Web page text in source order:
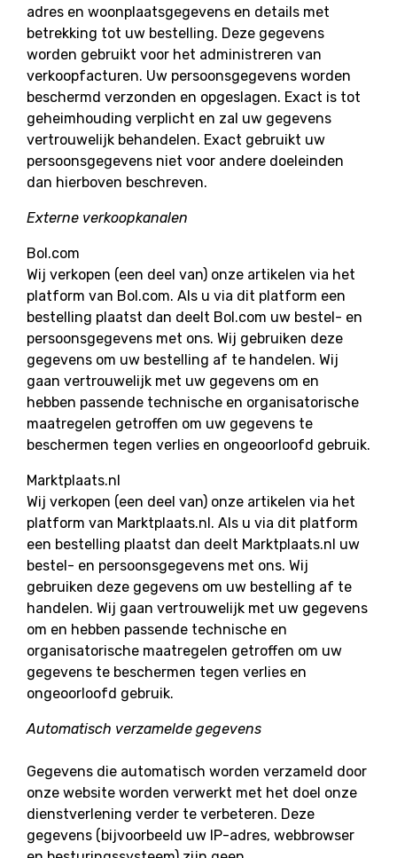
adres en woonplaatsgegevens en details met
betrekking tot uw bestelling. Deze gegevens
worden gebruikt voor het administreren van
verkoopfacturen. Uw persoonsgegevens worden
beschermd verzonden en opgeslagen. Exact is tot
geheimhouding verplicht en zal uw gegevens
vertrouwelijk behandelen. Exact gebruikt uw
persoonsgegevens niet voor andere doeleinden
dan hierboven beschreven.
Externe verkoopkanalen
Bol.com
Wij verkopen (een deel van) onze artikelen via het
platform van Bol.com. Als u via dit platform een
bestelling plaatst dan deelt Bol.com uw bestel- en
persoonsgegevens met ons. Wij gebruiken deze
gegevens om uw bestelling af te handelen. Wij
gaan vertrouwelijk met uw gegevens om en
hebben passende technische en organisatorische
maatregelen getroffen om uw gegevens te
beschermen tegen verlies en ongeoorloofd gebruik.
Marktplaats.nl
Wij verkopen (een deel van) onze artikelen via het
platform van Marktplaats.nl. Als u via dit platform
een bestelling plaatst dan deelt Marktplaats.nl uw
bestel- en persoonsgegevens met ons. Wij
gebruiken deze gegevens om uw bestelling af te
handelen. Wij gaan vertrouwelijk met uw gegevens
om en hebben passende technische en
organisatorische maatregelen getroffen om uw
gegevens te beschermen tegen verlies en
ongeoorloofd gebruik.
Automatisch verzamelde gegevens
Gegevens die automatisch worden verzameld door
onze website worden verwerkt met het doel onze
dienstverlening verder te verbeteren. Deze
gegevens (bijvoorbeeld uw IP-adres, webbrowser